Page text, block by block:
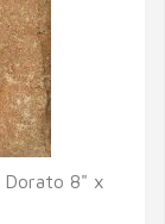
Dorato 8" x